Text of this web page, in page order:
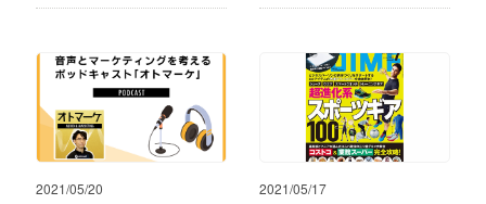
2021/05/20 2021/05/17